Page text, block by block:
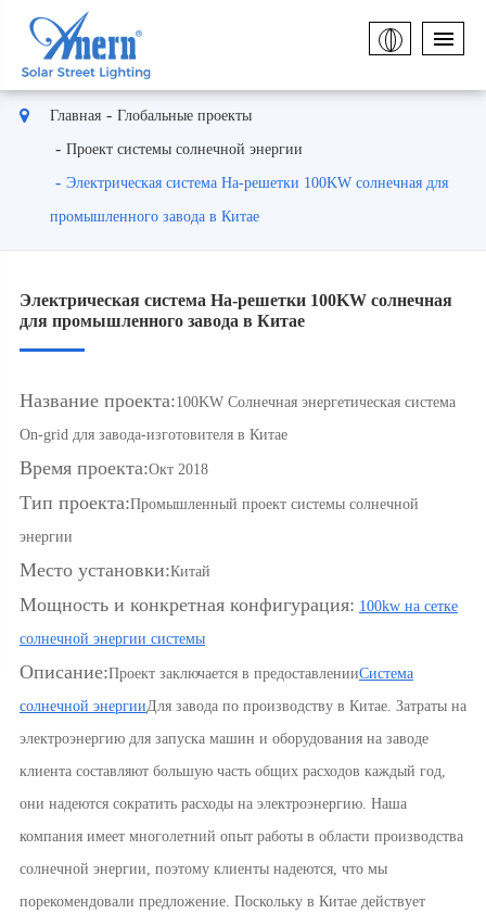
Главная Глобальные проекты
Проект системы солнечной энергии
Электрическая система На-решетки 100KW солнечная для
промышленного завода в Китае
Электрическая система На-решетки 100KW солнечная
для промышленного завода в Китае
Название проекта:100KW Солнечная энергетическая система
On-grid для завода-изготовителя в Китае
Время проекта:Окт 2018
Тип проекта:Промышленный проект системы солнечной
энергии
Место установки:Китай
Мощность и конкретная конфигурация: 100kw на сетке
солнечной энергии системы
Описание:Проект заключается в предоставленииСистема
солнечной энергииДля завода по производству в Китае. Затраты на
электроэнергию для запуска машин и оборудования на заводе
клиента составляют большую часть общих расходов каждый год,
они надеются сократить расходы на электроэнергию. Наша
компания имеет многолетний опыт работы в области производства
солнечной энергии, поэтому клиенты надеются, что мы
порекомендовали предложение. Поскольку в Китае действует